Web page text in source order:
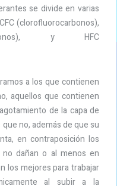
se divide en varias
(clorofluorocarbonos),
y HFC
a los que contienen
aquellos que contienen
de la capa de
no, además de que su
en contraposición los
dañan o al menos en
los mejores para trabajar
al subir a la